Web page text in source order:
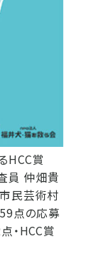
HCC賞
員 仲畑貴
民芸術村
点の応募
・HCC賞